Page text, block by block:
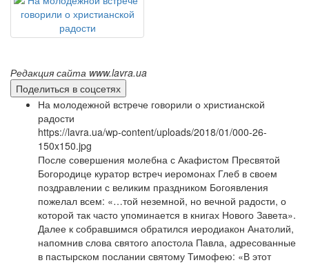
Редакция сайта www.lavra.ua
Поделиться в соцсетях
На молодежной встрече говорили о христианской
радости
https://lavra.ua/wp-content/uploads/2018/01/000-26-
150x150.jpg
После совершения молебна с Акафистом Пресвятой
Богородице куратор встреч иеромонах Глеб в своем
поздравлении с великим праздником Богоявления
пожелал всем: «…той неземной, но вечной радости, о
которой так часто упоминается в книгах Нового Завета».
Далее к собравшимся обратился иеродиакон Анатолий,
напомнив слова святого апостола Павла, адресованные
в пастырском послании святому Тимофею: «В этот